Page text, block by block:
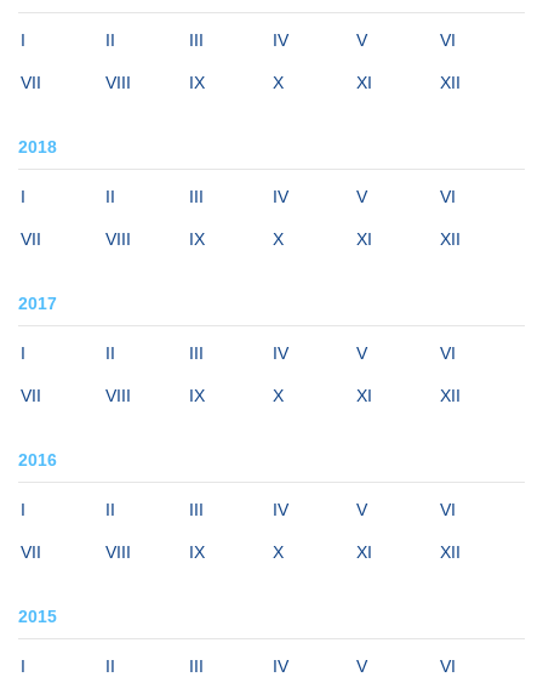
I II III IV V VI
VII VIII IX X XI XII
2018
I II III IV V VI
VII VIII IX X XI XII
2017
I II III IV V VI
VII VIII IX X XI XII
2016
I II III IV V VI
VII VIII IX X XI XII
2015
I II III IV V VI